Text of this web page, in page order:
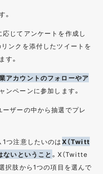
。
応じてアンケートを作成し
ンクを添付したツイートを
す。
アカウントのフォローやア
ンペーンに参加します。
ーザーの中から抽選でプレ
1つ注意したいのはX（Twitt
ないということ 。X（Twitte
択肢から1つの項目を選んで